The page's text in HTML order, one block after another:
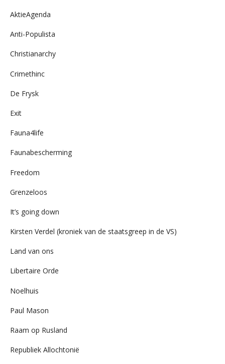
AktieAgenda
Anti-Populista
Christianarchy
Crimethinc
De Frysk
Exit
Fauna4life
Faunabescherming
Freedom
Grenzeloos
It’s going down
Kirsten Verdel (kroniek van de staatsgreep in de VS)
Land van ons
Libertaire Orde
Noelhuis
Paul Mason
Raam op Rusland
Republiek Allochtonië